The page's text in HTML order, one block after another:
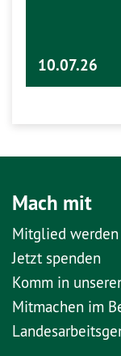
10.07.26
Mach mit
Mitglied werden
Jetzt spenden
Komm in
Mitmachen im